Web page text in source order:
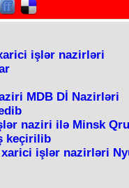
işlər nazirləri
MDB Dİ Nazirləri
naziri ilə Minsk
keçirilib
işlər nazirləri